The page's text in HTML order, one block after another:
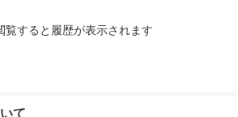
覧すると履歴が表示されます
て